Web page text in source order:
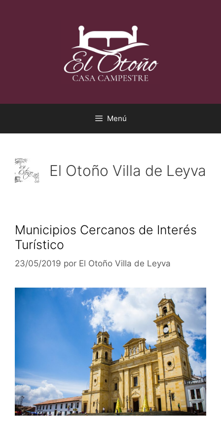
Menú
El Otoño Villa de Leyva
Municipios Cercanos de Interés
Turístico
23/05/2019 por El Otoño Villa de Leyva